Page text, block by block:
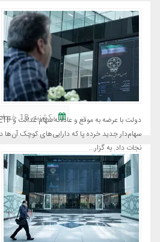
سهام‌دار جدید خرده پا که دارایی‌های کوچک آن‌ها
نجات داد. به گزار...
یکشنبه، 18 خرداد 1399 - 14:18